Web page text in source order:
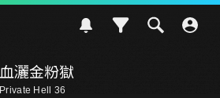
血灑金粉獄
Private Hell 36